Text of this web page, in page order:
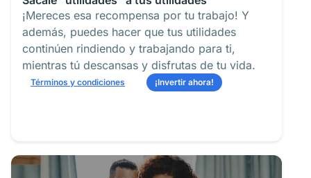
¡Mereces esa recompensa por tu trabajo! Y
además, puedes hacer que tus utilidades
continúen rindiendo y trabajando para ti,
mientras tú descansas y disfrutas de tu vida.
Términos y condiciones ¡Invertir ahora!